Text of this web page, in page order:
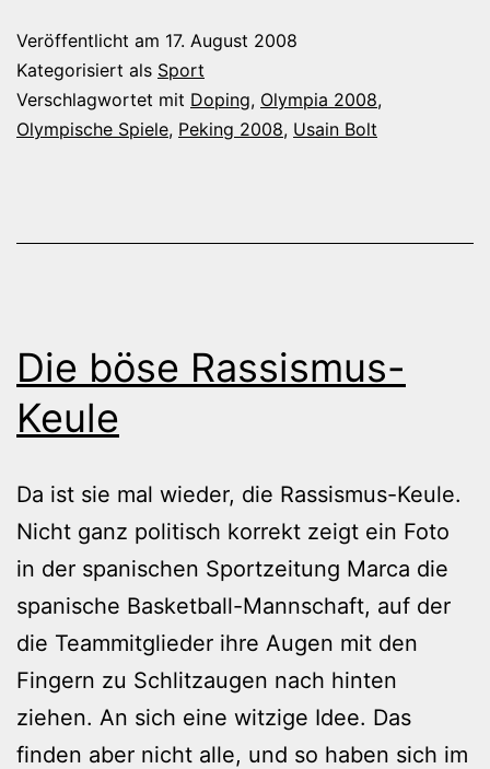
Meter…
Veröffentlicht am 17. August 2008
Kategorisiert als Sport
Verschlagwortet mit Doping, Olympia 2008,
Olympische Spiele, Peking 2008, Usain Bolt
Die böse Rassismus-
Keule
Da ist sie mal wieder, die Rassismus-Keule.
Nicht ganz politisch korrekt zeigt ein Foto
in der spanischen Sportzeitung Marca die
spanische Basketball-Mannschaft, auf der
die Teammitglieder ihre Augen mit den
Fingern zu Schlitzaugen nach hinten
ziehen. An sich eine witzige Idee. Das
finden aber nicht alle, und so haben sich im